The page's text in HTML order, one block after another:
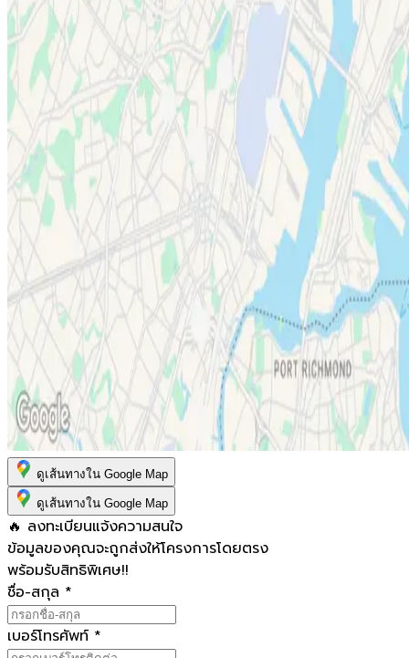
ดูเส้นทางใน Google Map
ดูเส้นทางใน Google Map
🔥 ลงทะเบียนแจ้งความสนใจ
ข้อมูลของคุณจะถูกส่งให้โครงการโดยตรง
พร้อมรับสิทธิพิเศษ!!
ชื่อ-สกุล *
เบอร์โทรศัพท์ *